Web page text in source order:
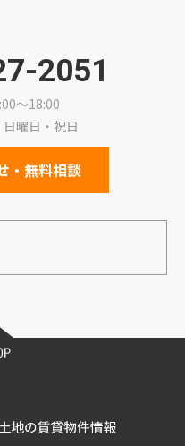
2051
～18:00
日曜日・祝日
・無料相談